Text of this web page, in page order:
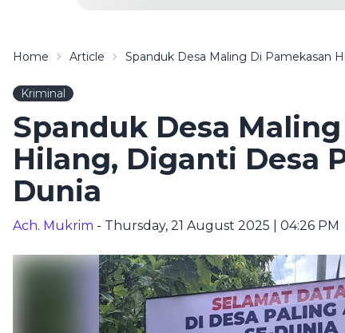
Home Article Spanduk Desa Maling Di Pamekasan
Kriminal
Spanduk Desa
Hilang, Diganti Desa
Dunia
Ach. Mukrim - Thursday, 21 August 2025 | 04:26 PM